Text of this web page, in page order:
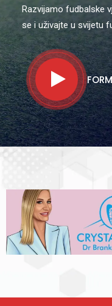
Razvijamo fudbalske
se i uživajte u svijetu